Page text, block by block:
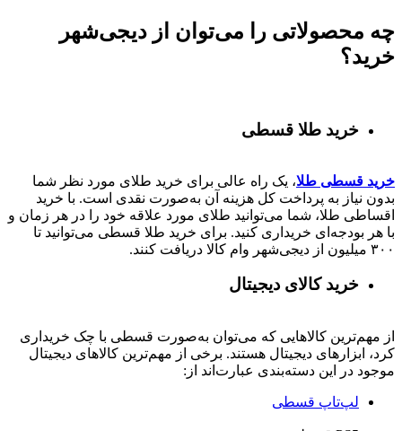
چه محصولاتی را می‌توان از دیجی‌شهر
خرید؟
خرید طلا قسطی
خرید قسطی طلا، یک راه عالی برای خرید طلای مورد نظر شما
بدون نیاز به پرداخت کل هزینه آن به‌صورت نقدی است. با خرید
اقساطی طلا، شما می‌توانید طلای مورد علاقه خود را در هر زمان و
با هر بودجه‌ای خریداری کنید. برای خرید طلا قسطی می‌توانید تا
۳۰۰ میلیون از دیجی‌شهر وام کالا دریافت کنند.
خرید کالای دیجیتال
از مهم‌ترین کالاهایی که می‌توان به‌صورت قسطی با چک خریداری
کرد، ابزارهای دیجیتال هستند. برخی از مهم‌ترین کالاهای دیجیتال
موجود در این دسته‌بندی عبارت‌اند از:
لپ‌تاپ قسطی